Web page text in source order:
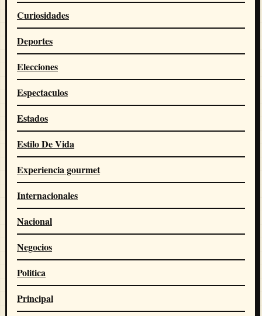
Curiosidades
Deportes
Elecciones
Espectaculos
Estados
Estilo De Vida
Experiencia gourmet
Internacionales
Nacional
Negocios
Politica
Principal